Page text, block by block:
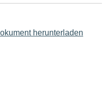
herunterladen